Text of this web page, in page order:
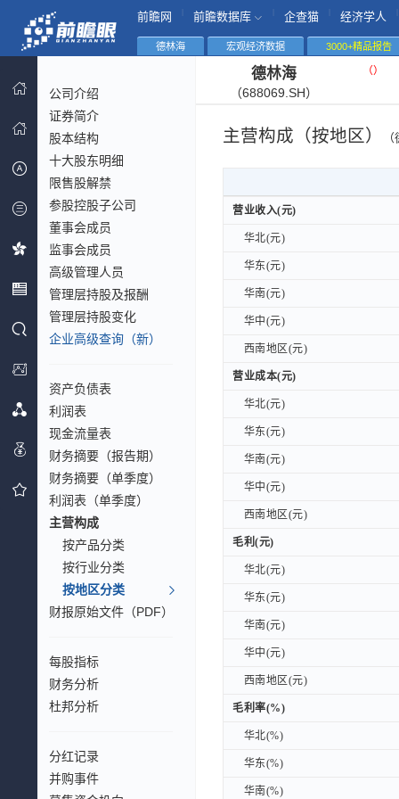
前瞻网 前瞻数据库 企查猫 经济学人
德林海 宏观经济数据 3000+精品报告
公司介绍
证券简介
股本结构
十大股东明细
限售股解禁
参股控股子公司
董事会成员
监事会成员
高级管理人员
管理层持股及报酬
管理层持股变化
企业高级查询（新）
资产负债表
利润表
现金流量表
财务摘要（报告期）
财务摘要（单季度）
利润表（单季度）
主营构成
按产品分类
按行业分类
按地区分类
财报原始文件（PDF）
每股指标
财务分析
杜邦分析
分红记录
并购事件
德林海
（688069.SH）
（）
主营构成（按地区）
营业收入(元)
华北(元)
华东(元)
华南(元)
华中(元)
西南地区(元)
营业成本(元)
华北(元)
华东(元)
华南(元)
华中(元)
西南地区(元)
毛利(元)
华北(元)
华东(元)
华南(元)
华中(元)
西南地区(元)
毛利率(%)
华北(%)
华东(%)
华南(%)
营业收入(元)
华北(元)
华东(元)
华南(元)
华中(元)
西南地区(元)
营业成本(元)
华北(元)
华东(元)
华南(元)
华中(元)
西南地区(元)
毛利(元)
华北(元)
华东(元)
华南(元)
华中(元)
西南地区(元)
毛利率(%)
华北(%)
华东(%)
华南(%)